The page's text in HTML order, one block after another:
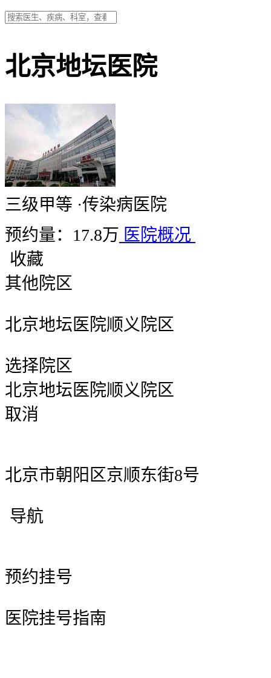
北京地坛医院
三级甲等 ·传染病医院
预约量：17.8万 医院概况
收藏
其他院区
北京地坛医院顺义院区
选择院区
北京地坛医院顺义院区
取消
北京市朝阳区京顺东街8号
导航
预约挂号
医院挂号指南